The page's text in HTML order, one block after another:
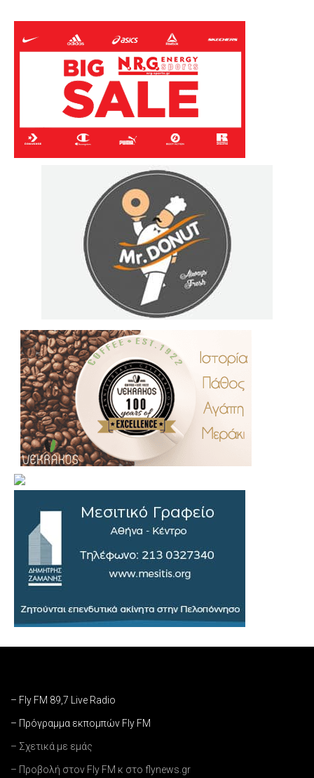
– Fly FM 89,7 Live Radio
– Πρόγραμμα εκπομπών Fly FM
– Σχετικά με εμάς
– Προβολή στον Fly FM κ στο flynews.gr